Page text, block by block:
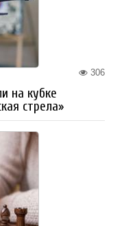
306
на кубке
стрела»